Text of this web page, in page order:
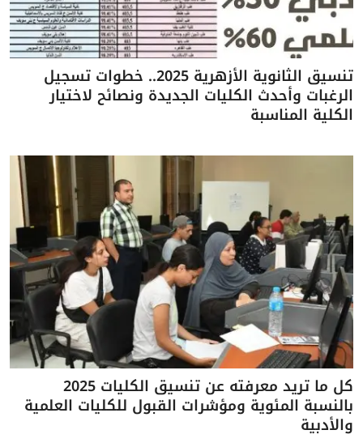
تنسيق الثانوية الأزهرية 2025.. خطوات تسجيل
الرغبات وأحدث الكليات الجديدة ونصائح لاختيار
الكلية المناسبة
كل ما تريد معرفته عن تنسيق الكليات 2025
بالنسبة المئوية ومؤشرات القبول للكليات العلمية
والأدبية